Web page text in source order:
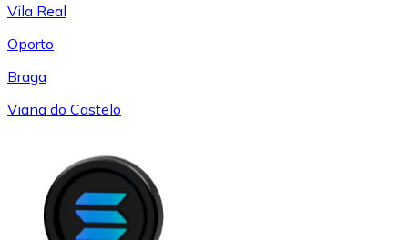
Vila Real
Oporto
Braga
Viana do Castelo